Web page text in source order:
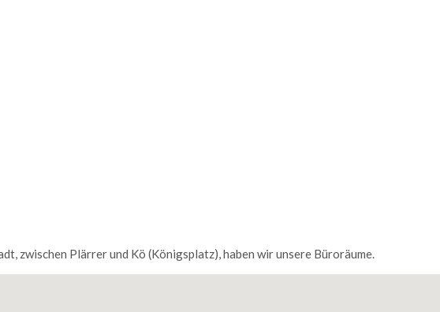
zwischen Plärrer und Kö (Königsplatz), haben wir unsere Büroräume.